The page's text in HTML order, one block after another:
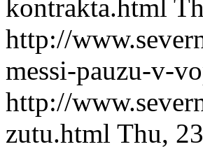
kontrakta.html
http://
messi-pauzu-v-
http://
zutu.html Thu,